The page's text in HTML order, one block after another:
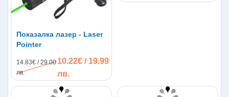
Показалка лазер - Laser
Pointer
14.83€ / 29.00
лв.
10.22€ / 19.99
лв.